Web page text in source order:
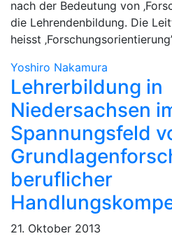
nach der Bedeutung von
die Lehrendenbildung. Die
heisst
Yoshiro Nakamura
Lehrerbildung in
Niedersachsen
Spannungsfeld
beruflicher
21. Oktober 2013